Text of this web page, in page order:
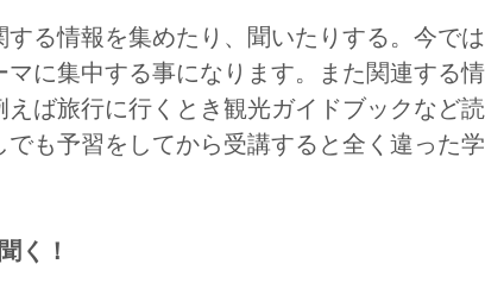
る情報を集めたり、聞いたりする。今で
に集中する事になります。また関連する
ば旅行に行くとき観光ガイドブックなど
も予習をしてから受講すると全く違った
く！